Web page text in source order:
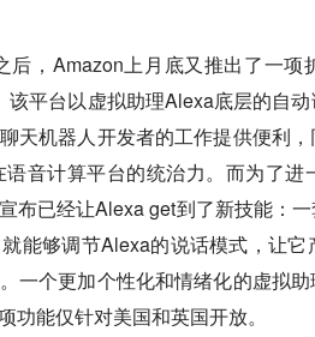
后，Amazon上月底又推出了一
平台以虚拟助理Alexa底层的自
天机器人开发者的工作提供便利
音计算平台的统治力。而为了进
布已经让Alexa get到了新技能：
能够调节Alexa的说话模式，让
一个更加个性化和情绪化的虚拟
能仅针对美国和英国开放。